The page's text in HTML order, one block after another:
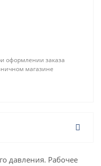
оформлении заказа
магазине
давления. Рабочее